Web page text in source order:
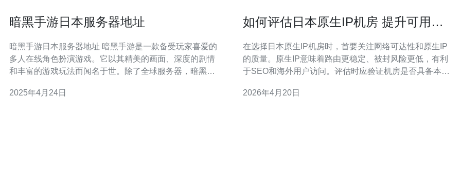
暗黑手游日本服务器地址
暗黑手游日本服务器地址 暗黑手游是一款备受玩家喜爱的
多人在线角色扮演游戏。它以其精美的画面、深度的剧情
和丰富的游戏玩法而闻名于世。除了全球服务器，暗黑手
区的玩家来说，了解日本服务器地址是非常重要的。 服务
2025年4月24日
如何评估日本原生IP机房 提升可用性
在选择日本原生IP机房时，首要关注网络可达性和原生IP
的质量。原生IP意味着路由更稳定、被封风险更低，有利
于SEO和海外用户访问。评估时应验证机房是否具备本地
要。优先选择支持多线BGP、拥有独立ASN或与主干网络
2026年4月20日